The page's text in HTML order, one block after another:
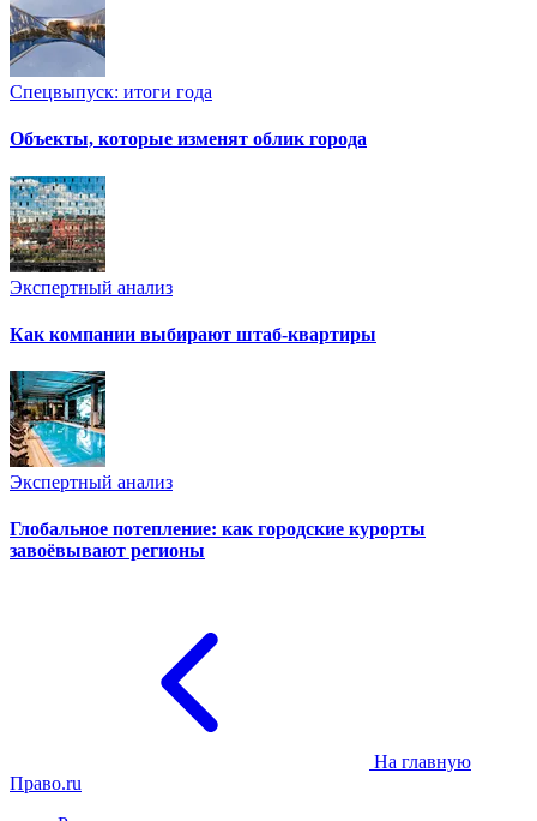
Спецвыпуск: итоги года
Объекты, которые изменят облик города
Экспертный анализ
Как компании выбирают штаб-квартиры
Экспертный анализ
Глобальное потепление: как городские курорты
завоёвывают регионы
На главную
Право.ru